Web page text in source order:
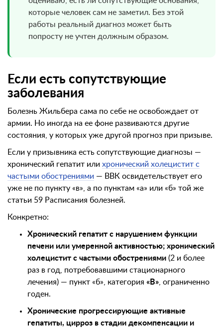
которые человек сам не заметил. Без этой
работы реальный диагноз может быть
попросту не учтен должным образом.
Если есть сопутствующие
заболевания
Болезнь Жильбера сама по себе не освобождает от
армии. Но иногда на ее фоне развиваются другие
состояния, у которых уже другой прогноз при призыве.
Если у призывника есть сопутствующие диагнозы —
хронический гепатит или хронический холецистит с
частыми обострениями — ВВК освидетельствует его
уже не по пункту «в», а по пунктам «а» или «б» той же
статьи 59 Расписания болезней.
Конкретно:
Хронический гепатит с нарушением функции
печени или умеренной активностью; хронический
холецистит с частыми обострениями (2 и более
раз в год, потребовавшими стационарного
лечения) — пункт «б», категория «В» , ограниченно
годен.
Хронические прогрессирующие активные
гепатиты, цирроз в стадии декомпенсации и